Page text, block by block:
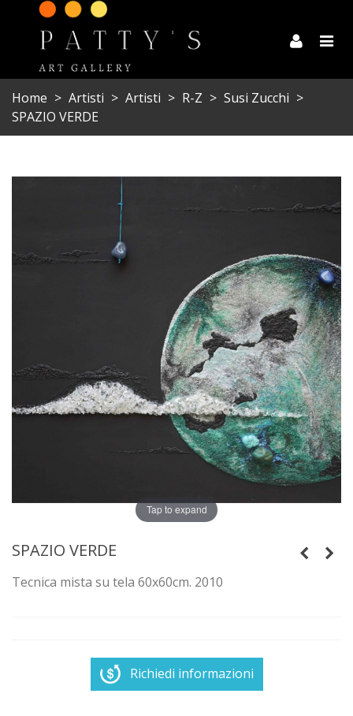
Home > Artisti > Artisti > R-Z > Susi Zucchi >
SPAZIO VERDE
Tap to expand
SPAZIO VERDE
Tecnica mista su tela 60x60cm. 2010
Richiedi informazioni